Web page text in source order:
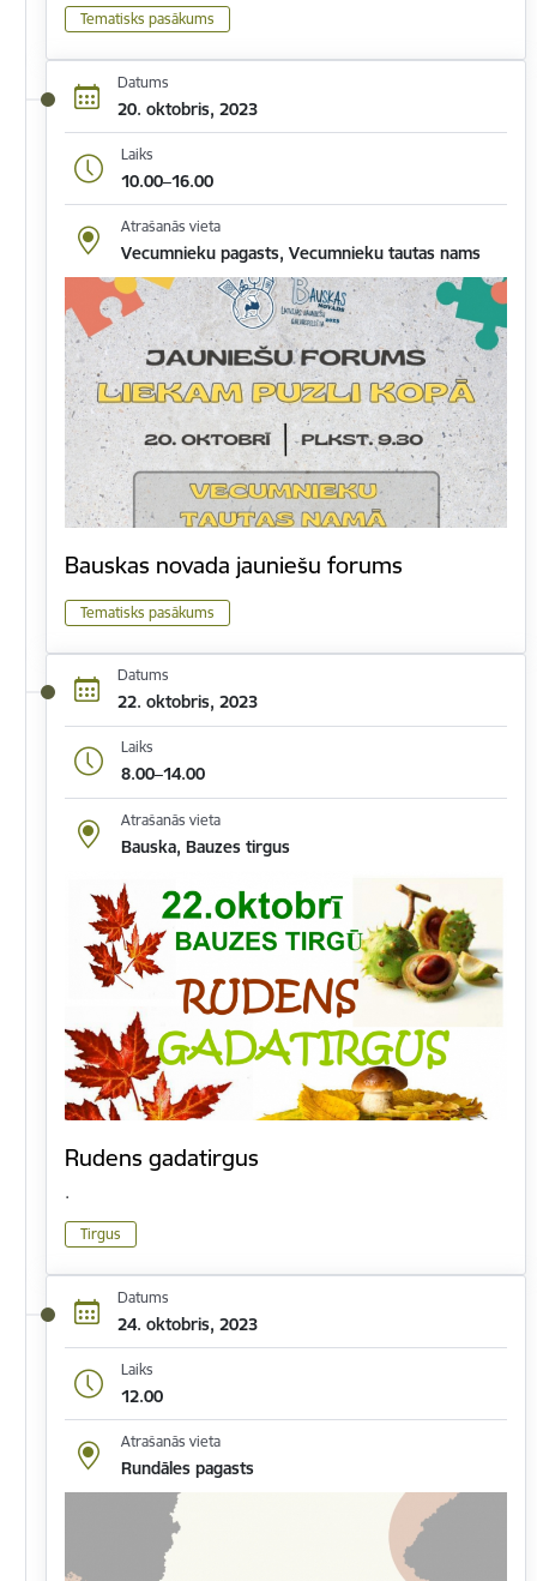
Tematisks pasākums
Datums
20. oktobris, 2023
Laiks
10.00–16.00
Atrašanās vieta
Vecumnieku pagasts, Vecumnieku tautas nams
Bauskas novada jauniešu forums
Tematisks pasākums
Datums
22. oktobris, 2023
Laiks
8.00–14.00
Atrašanās vieta
Bauska, Bauzes tirgus
Rudens gadatirgus
.
Tirgus
Datums
24. oktobris, 2023
Laiks
12.00
Atrašanās vieta
Rundāles pagasts